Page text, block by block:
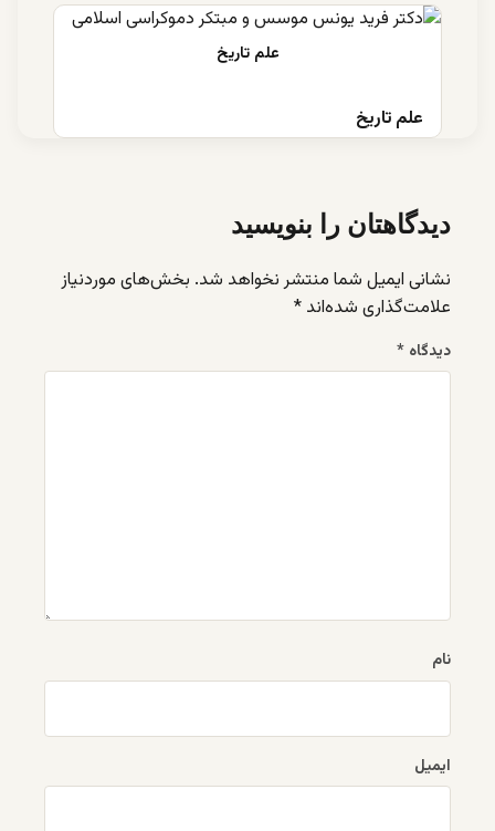
علم تاریخ
دیدگاهتان را بنویسید
نشانی ایمیل شما منتشر نخواهد شد. بخش‌های موردنیاز
علامت‌گذاری شده‌اند *
دیدگاه *
نام
ایمیل